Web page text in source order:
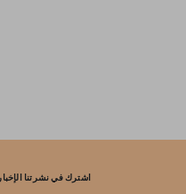
اشترك في نشرتنا